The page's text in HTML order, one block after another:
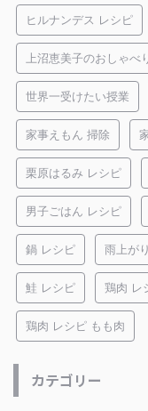
ヒルナンデス レシピ
上沼恵美子のおしゃ
世界一受けたい授業
家事えもん 掃除
栗原はるみ レシピ
男子ごはん レシピ
鍋 レシピ 雨上が
鮭 レシピ 鶏肉 レ
鶏肉 レシピ もも肉
カテゴリー